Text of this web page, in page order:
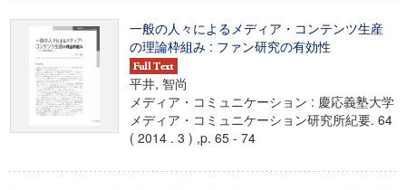
一般の人々によるメディア・コンテンツ生産
の理論枠組み : ファン研究の有効性
平井, 智尚
メディア・コミュニケーション : 慶応義塾大学
メディア・コミュニケーション研究所紀要. 64
( 2014 . 3 ) ,p. 65 - 74